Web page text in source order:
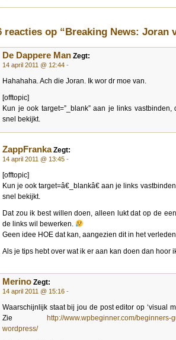
reacties op “Breaking News: Joran
De Dappere Man Zegt:
14 april 2011 @ 12:44 -
Hahahaha. Ach die Joran. Ik wor dr moe van.
[offtopic]
Kun je ook target=”_blank” aan je links
snel bekijkt.
ZappFrankaZegt:
14 april 2011 @ 13:45 -
[offtopic]
Kun je ook target=â€_blankâ€ aan je links
snel bekijkt.
Dat zou ik best willen doen, alleen lukt dat op de
de links wil bewerken.
Geen idee HOE dat kan, aangezien dit in het
Als je tips hebt over wat ik er aan kan doen dan hoor
Merino Zegt:
14 april 2011 @ 15:16 -
Waarschijnlijk staat bij jou de post editor op ‘visual
Zie http://www.wpbeginner.com/
wordpress/